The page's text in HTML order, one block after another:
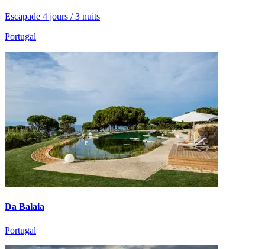
Escapade 4 jours / 3 nuits
Portugal
Da Balaia
Portugal